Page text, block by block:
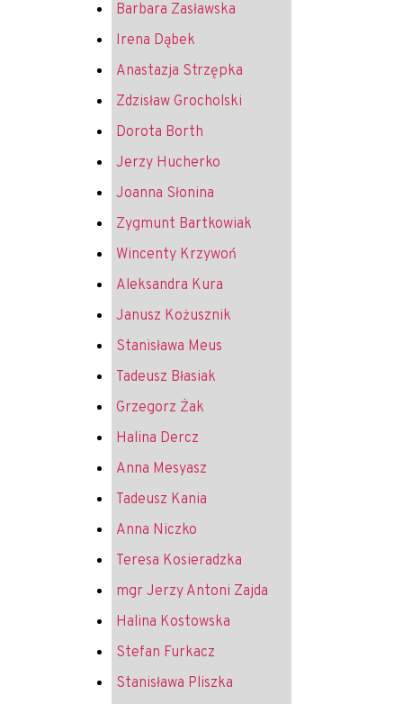
Barbara Zasławska
Irena Dąbek
Anastazja Strzępka
Zdzisław Grocholski
Dorota Borth
Jerzy Hucherko
Joanna Słonina
Zygmunt Bartkowiak
Wincenty Krzywoń
Aleksandra Kura
Janusz Kożusznik
Stanisława Meus
Tadeusz Błasiak
Grzegorz Żak
Halina Dercz
Anna Mesyasz
Tadeusz Kania
Anna Niczko
Teresa Kosieradzka
mgr Jerzy Antoni Zajda
Halina Kostowska
Stefan Furkacz
Stanisława Pliszka